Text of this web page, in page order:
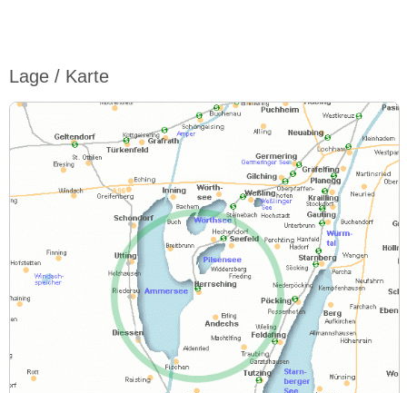
Lage / Karte